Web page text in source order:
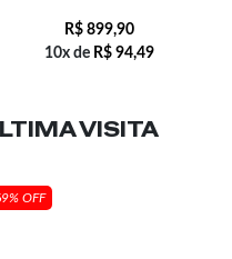
R$ 899,90
10x de R$ 94,49
VISITA
OFF